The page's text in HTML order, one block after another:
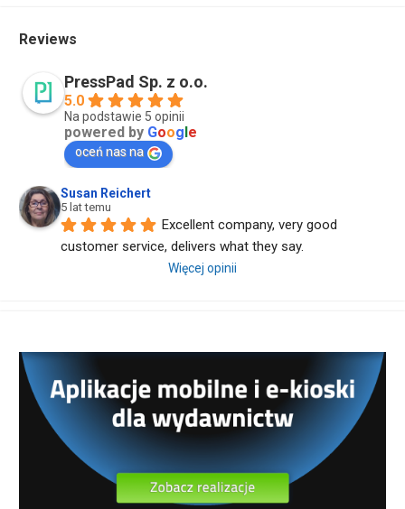
Reviews
PressPad Sp. z o.o.
5.0
Na podstawie 5 opinii
powered by Goog e
oceń nas na
Susan Reichert
5 lat temu
Excellent company, very good
customer service, delivers what they say.
Więcej opinii